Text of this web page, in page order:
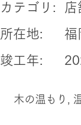
カテゴリ:
所在地:
竣工年:
店
福
木の温もり,